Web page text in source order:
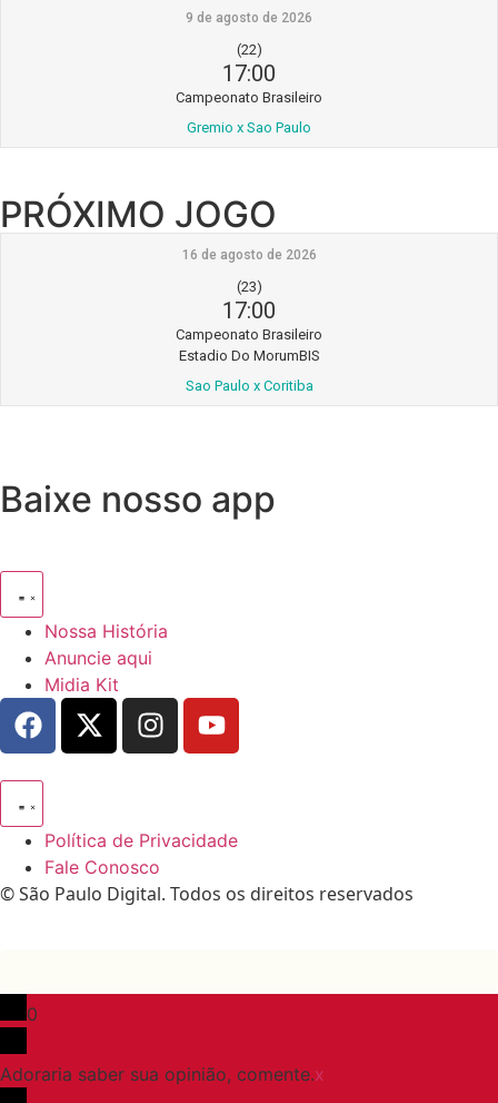
9 de agosto de 2026
(22)
17:00
Campeonato Brasileiro
Gremio x Sao Paulo
PRÓXIMO JOGO
16 de agosto de 2026
(23)
17:00
Campeonato Brasileiro
Estadio Do MorumBIS
Sao Paulo x Coritiba
Baixe nosso app
Nossa História
Anuncie aqui
Midia Kit
Política de Privacidade
Fale Conosco
© São Paulo Digital. Todos os direitos reservados
0
Adoraria saber sua opinião, comente.x